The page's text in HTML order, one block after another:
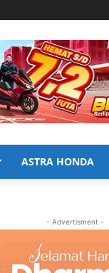
ASTRA HONDA
- Advertisment -